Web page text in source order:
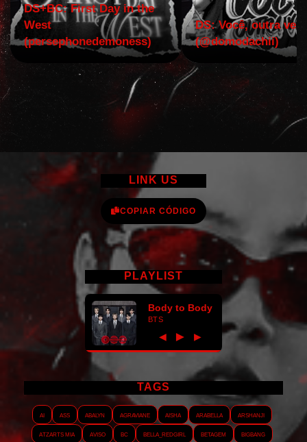
DS+BC: First Day in the
West
(persephonedemoness)
DS: Você, outra vez!
(@domodachii)
LINK US
COPIAR CÓDIGO
PLAYLIST
Body to Body
BTS
◀ ► ▶
TAGS
AI ASS Abalyn Agraviane Aisha Arabella
Arshanji
Atzarts Mia
Aviso BC Bella_RedGirl Betagem Bigbang